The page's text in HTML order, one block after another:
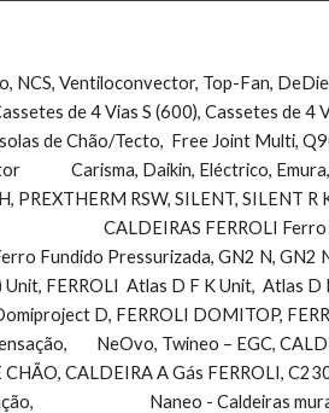
NCS, Ventiloconvector, Top-Fan,
de 4 Vias S (600), Cassetes de
de Chão/Tecto,  Free Joint Multi,
Carisma, Daikin, Eléctrico,
PREXTHERM RSW, SILENT, SILENT R
CALDEIRAS FERROLI
Fundido Pressurizada, GN2 N,
Unit, FERROLI  Atlas D F K Unit,  Atlas
D, FERROLI DOMITOP,
NeOvo, Twineo – EGC,
CALDEIRA A Gás FERROLI,
Naneo - Caldeiras